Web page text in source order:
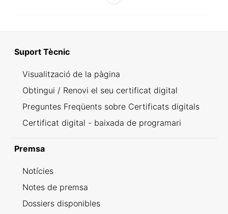
Suport Tècnic
Visualització de la pàgina
Obtingui / Renovi el seu certificat digital
Preguntes Freqüents sobre Certificats digitals
Certificat digital - baixada de programari
Premsa
Notícies
Notes de premsa
Dossiers disponibles